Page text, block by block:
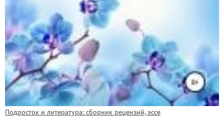
Подросток и литература: сборник рецензий, эссе